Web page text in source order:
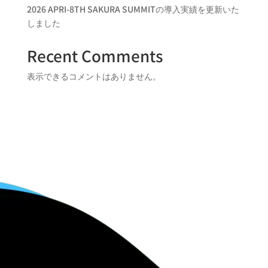
2026 APRI-8TH SAKURA SUMMITの導入実績を更新いた
しました
Recent Comments
表示できるコメントはありません。